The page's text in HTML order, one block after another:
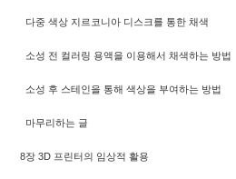
다중 색상 지르코니아 디스크를 통한 채색
소성 전 컬러링 용액을 이용해서 채색하는 방법
소성 후 스테인을 통해 색상을 부여하는 방법
마무리하는 글
8장 3D 프린터의 임상적 활용